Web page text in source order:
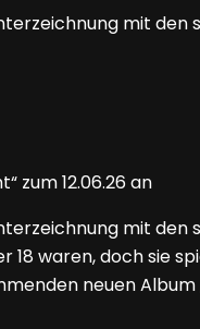
mit
mit
18 waren, doch sie
neuen Album